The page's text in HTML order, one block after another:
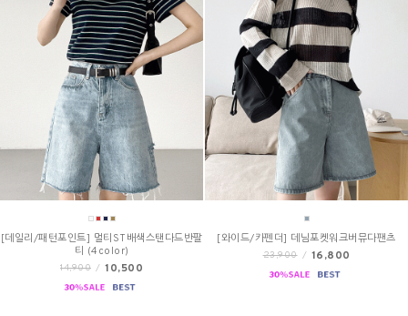
[데일리/패턴포인트] 멀티ST배색스탠다드반팔
티 (4color)
14,900 / 10,500
[와이드/카펜더] 데님포켓워크버뮤다팬츠
23,900 / 16,800